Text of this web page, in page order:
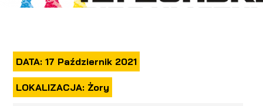
DATA: 17 Październik 2021
LOKALIZACJA: Żory